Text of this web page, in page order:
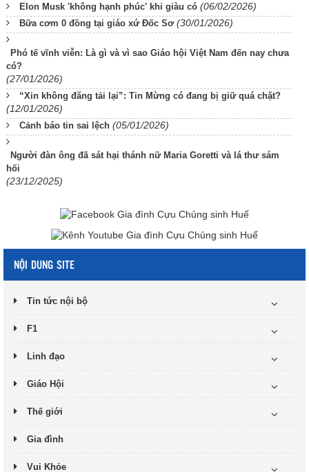
Elon Musk 'không hạnh phúc' khi giàu có (06/02/2026)
Bữa cơm 0 đồng tại giáo xứ Đốc Sơ (30/01/2026)
Phó tế vĩnh viễn: Là gì và vì sao Giáo hội Việt Nam đến nay chưa
có?
(27/01/2026)
“Xin không đăng tải lại”: Tin Mừng có đang bị giữ quá chặt?
(12/01/2026)
Cảnh báo tin sai lệch (05/01/2026)
Người đàn ông đã sát hại thánh nữ Maria Goretti và lá thư sám
hối
(23/12/2025)
NỘI DUNG SITE
Tin tức nội bộ
F1
Linh đạo
Giáo Hội
Thế giới
Gia đình
Vui Khỏe